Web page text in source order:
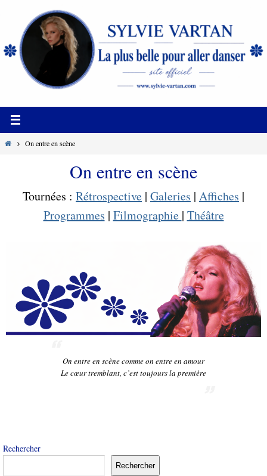
contenu
HomeOn entre en scène
On entre en scène
Tournées : Rétrospective | Galeries | Affiches |
Programmes | Filmographie | Théâtre
On entre en scène comme on entre en amour
Le cœur tremblant, c’est toujours la première
Rechercher
Rechercher